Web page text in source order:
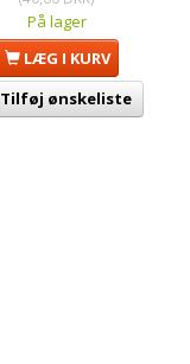
På lager
LÆG I KURV
Tilføj ønskeliste